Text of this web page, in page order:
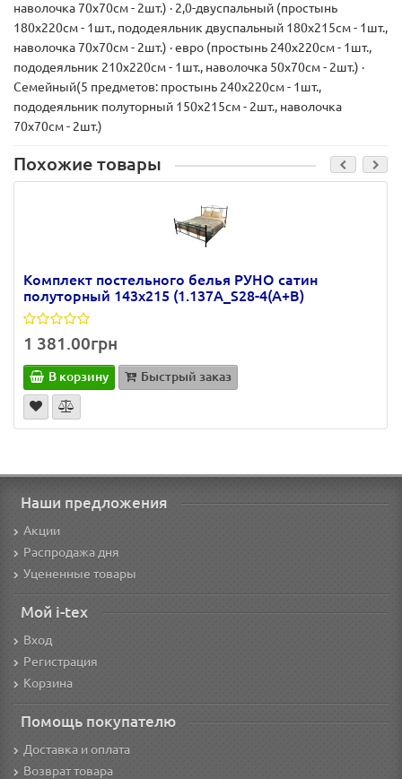
наволочка 70х70см - 2шт.) · 2,0-двуспальный (простынь
180х220см - 1шт., пододеяльник двуспальный 180х215см - 1шт.,
наволочка 70х70см - 2шт.) · евро (простынь 240х220см - 1шт.,
пододеяльник 210х220см - 1шт., наволочка 50х70см - 2шт.) ·
Семейный(5 предметов: простынь 240х220см - 1шт.,
пододеяльник полуторный 150х215см - 2шт., наволочка
70х70см - 2шт.)
Похожие товары
Комплект постельного белья РУНО сатин
полуторный 143х215 (1.137А_S28-4(A+B)
1 381.00грн
В корзину Быстрый заказ
Наши предложения
Акции
Распродажа дня
Уцененные товары
Мой i-tex
Вход
Регистрация
Корзина
Помощь покупателю
Доставка и оплата
Возврат товара